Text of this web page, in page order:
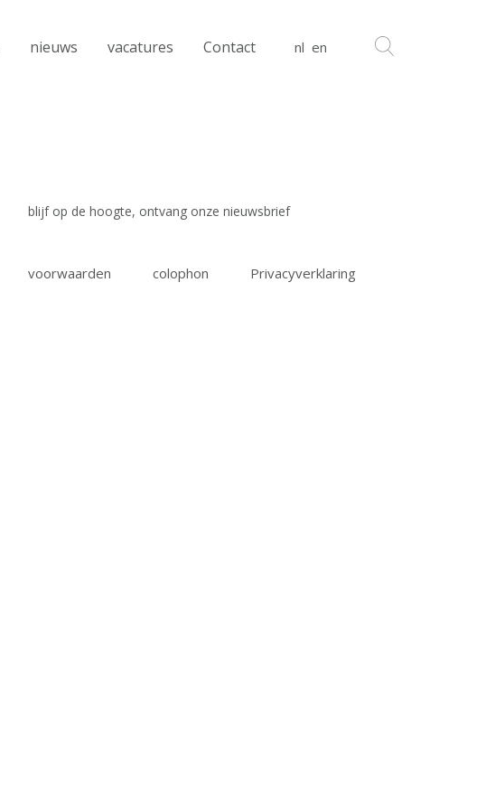
nl en
nieuws vacatures Contact
blijf op de hoogte, ontvang onze nieuwsbrief
voorwaarden colophon Privacyverklaring